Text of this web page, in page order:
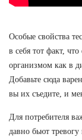
Особые свойства
в себя тот факт,
организмом как в
Добавьте сюда
вы их съедите, и
Для потребителя
давно бьют тревогу